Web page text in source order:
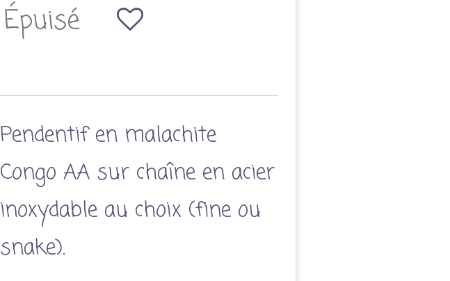
Épuisé
Pendentif en malachite
Congo AA sur chaîne en acier
inoxydable au choix (fine ou
snake).